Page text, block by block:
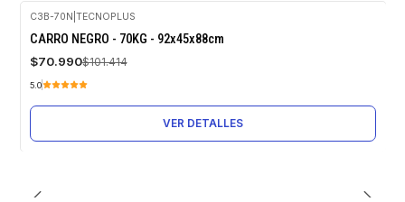
-30%
OFF
Agotado
C3B-70N TECNOPLUS
CARRO NEGRO - 70KG - 92x45x88cm
$70.990$101.414
5.0
VER DETALLES